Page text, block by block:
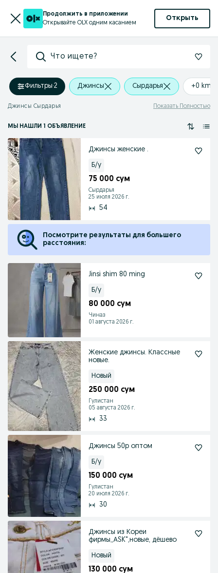
Продолжить в приложении
Открывайте OLX одним касанием
Открыть
Что ищете?
Фильтры·2 Джинсы Сырдарья +0 km
Джинсы Сырдарья Показать Полностью
МЫ НАШЛИ 1 ОБЪЯВЛЕНИЕ
Джинсы женские .
Б/у
75 000 сум
Сырдарья
25 июля 2026 г.
54
Посмотрите результаты для большего
расстояния:
Jinsi shim 80 ming
Б/у
80 000 сум
Чиназ
01 августа 2026 г.
Женские джинсы. Классные
новые.
Новый
250 000 сум
Гулистан
05 августа 2026 г.
33
Джинсы 50р оптом
Б/у
150 000 сум
Гулистан
20 июля 2026 г.
30
Джинсы из Кореи
фирмы,,АSK",новые, дёшево
Новый
130 000 сум